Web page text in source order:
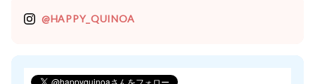
@HAPPY_QUINOA